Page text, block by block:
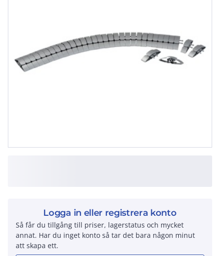
Logga in eller registrera konto
Så får du tillgång till priser, lagerstatus och mycket
annat. Har du inget konto så tar det bara någon minut
att skapa ett.